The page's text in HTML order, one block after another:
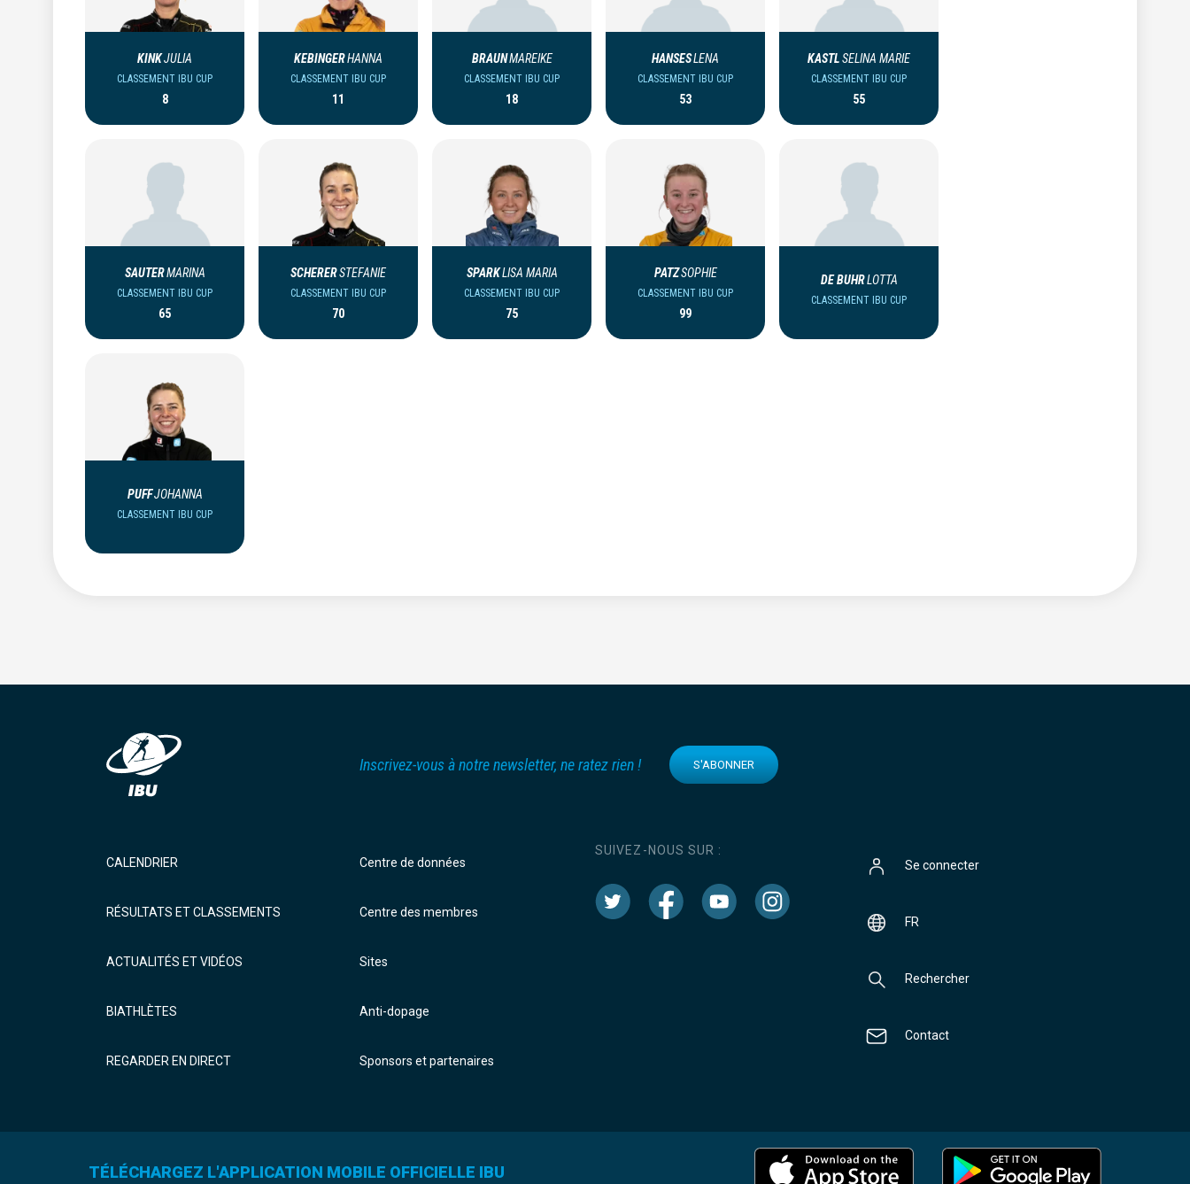
KINKJULIA
CLASSEMENT IBU CUP
8
KEBINGERHANNA
CLASSEMENT IBU CUP
11
BRAUNMAREIKE
CLASSEMENT IBU CUP
18
HANSESLENA
CLASSEMENT IBU CUP
53
KASTLSELINA MARIE
CLASSEMENT IBU CUP
55
SAUTERMARINA
CLASSEMENT IBU CUP
65
SCHERERSTEFANIE
CLASSEMENT IBU CUP
70
SPARKLISA MARIA
CLASSEMENT IBU CUP
75
PATZSOPHIE
CLASSEMENT IBU CUP
99
DE BUHRLOTTA
CLASSEMENT IBU CUP
PUFFJOHANNA
CLASSEMENT IBU CUP
Inscrivez-vous à notre newsletter, ne ratez rien ! S'ABONNER
CALENDRIER
RÉSULTATS ET CLASSEMENTS
ACTUALITÉS ET VIDÉOS
BIATHLÈTES
REGARDER EN DIRECT
Centre de données
Centre des membres
Sites
Anti-dopage
Sponsors et partenaires
SUIVEZ-NOUS SUR :
Se connecter
FR
Rechercher
Contact
TÉLÉCHARGEZ L'APPLICATION MOBILE OFFICIELLE IBU